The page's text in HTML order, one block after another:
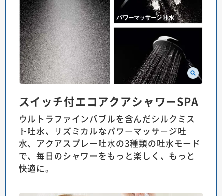
スイッチ付エコアクアシャワーSPA
ウルトラファインバブルを含んだシルクミス
ト吐水、リズミカルなパワーマッサージ吐
水、アクアスプレー吐水の3種類の吐水モード
で、毎日のシャワーをもっと楽しく、もっと
快適に。